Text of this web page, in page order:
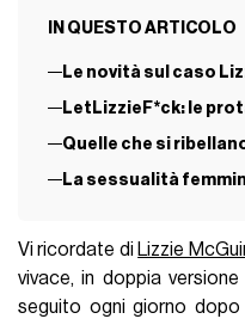
IN QUESTO ARTICOLO
Le novità sul caso
LetLizzieF*ck: le
Quelle che si
La sessualità
Vi ricordate di Lizzie
vivace, in doppia
seguito ogni giorno